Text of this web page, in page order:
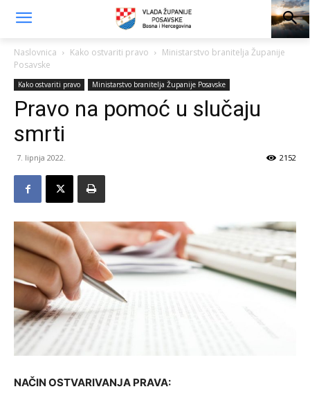
Naslovnica Kako ostvariti pravo
Ministarstvo branitelja Županije
Posavske
Kako ostvariti pravo Ministarstvo branitelja Županije Posavske
Pravo na pomoć u slučaju
smrti
7. lipnja 2022. 2152
NAČIN OSTVARIVANJA PRAVA: